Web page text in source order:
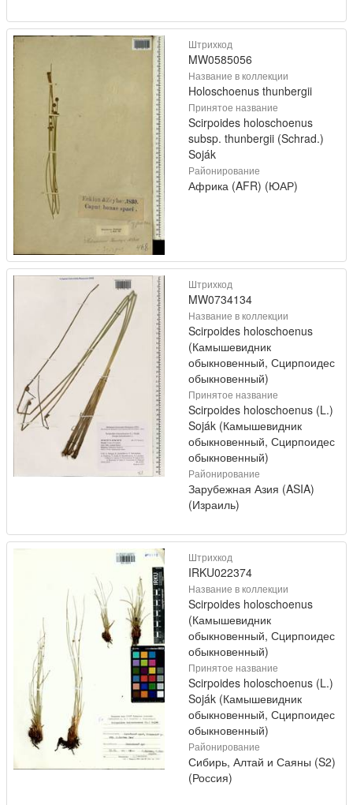
Штрихкод
MW0585056
Название в коллекции
Holoschoenus thunbergii
Принятое название
Scirpoides holoschoenus
subsp. thunbergii (Schrad.)
Soják
Районирование
Африка (AFR) (ЮАР)
Штрихкод
MW0734134
Название в коллекции
Scirpoides holoschoenus
(Камышевидник
обыкновенный, Сцирпоидес
обыкновенный)
Принятое название
Scirpoides holoschoenus (L.)
Soják (Камышевидник
обыкновенный, Сцирпоидес
обыкновенный)
Районирование
Зарубежная Азия (ASIA)
(Израиль)
Штрихкод
IRKU022374
Название в коллекции
Scirpoides holoschoenus
(Камышевидник
обыкновенный, Сцирпоидес
обыкновенный)
Принятое название
Scirpoides holoschoenus (L.)
Soják (Камышевидник
обыкновенный, Сцирпоидес
обыкновенный)
Районирование
Сибирь, Алтай и Саяны (S2)
(Россия)